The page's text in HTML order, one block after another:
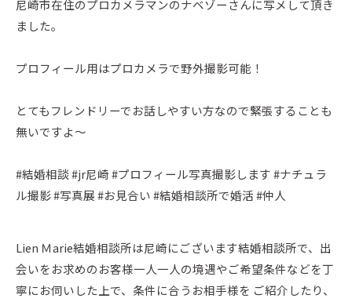
尼崎市在住のプロカメラマンのナベゾーさんに写メして頂き
ました。
プロフィール用はプロカメラで野外撮影可能！
とてもフレンドリーでお話しやすい方なので緊張することも
無いですよ～
#結婚相談 #jr尼崎 #プロフィール写真撮影します #ナチュラ
ル撮影 #写真展 #お見合い #結婚相談所で婚活 #仲人
Lien Ｍarie結婚相談所は尼崎にございます結婚相談所で、出
会いをお求めのお客様一人一人の境遇やご希望条件などを丁
寧にお伺いした上で、条件に合うお相手様を ご紹介したり、